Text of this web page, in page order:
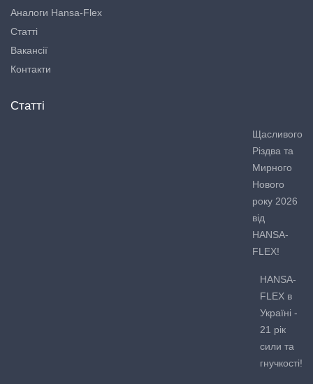
Аналоги Hansa-Flex
Статті
Вакансії
Контакти
Статті
Щасливого
Різдва та
Мирного
Нового
року 2026
від
HANSA-
FLEX!
HANSA-
FLEX в
Україні -
21 рік
сили та
гнучкості!